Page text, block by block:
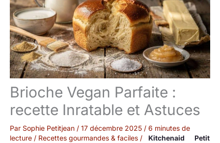
Brioche Vegan Parfaite :
recette Inratable et Astuces
Par Sophie Petitjean / 17 décembre 2025 / 6 minutes de
lecture / Recettes gourmandes & faciles / Kitchenaid
Petit